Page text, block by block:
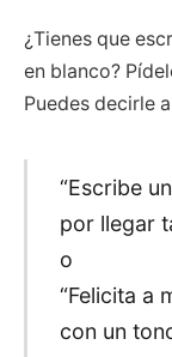
¿Tienes que
en blanco?
Puedes decirle
“Escribe
por llegar
o
“Felicita a
con un